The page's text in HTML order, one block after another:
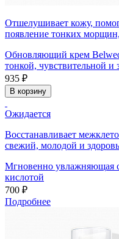
Отшелушивает кожу,
появление тонких морщин,
Обновляющий крем
тонкой, чувствительной и
935 ₽
В корзину
Ожидается
Восстанавливает
свежий, молодой и
Мгновенно увлажняющая
кислотой
700 ₽
Подробнее